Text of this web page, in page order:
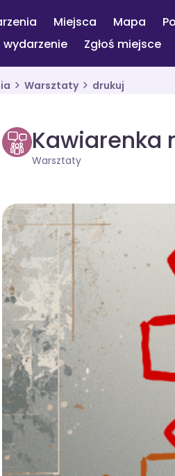
Miejsca Mapa
wydarzenie
Zgłoś miejsce
Warsztaty drukuj
Kawiarenka
Warsztaty